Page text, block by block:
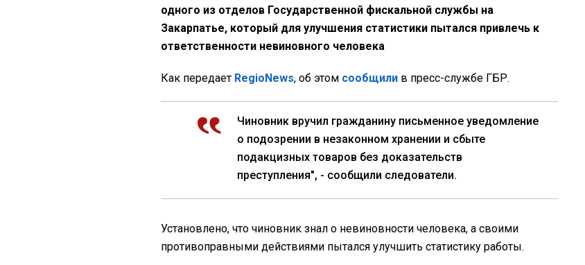
одного из отделов Государственной фискальной службы на
Закарпатье, который для улучшения статистики пытался привлечь к
ответственности невиновного человека
Как передает RegioNews, об этом сообщили в пресс-службе ГБР.
Чиновник вручил гражданину письменное уведомление
о подозрении в незаконном хранении и сбыте
подакцизных товаров без доказательств
преступления", - сообщили следователи.
Установлено, что чиновник знал о невиновности человека, а своими
противоправными действиями пытался улучшить статистику работы.